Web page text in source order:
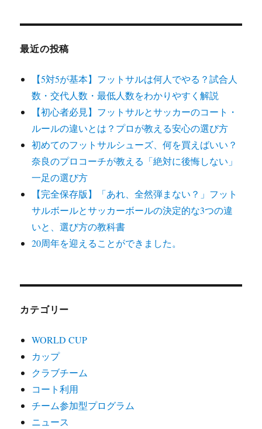
ン
最近の投稿
【5対5が基本】フットサルは何人でやる？試合人
数・交代人数・最低人数をわかりやすく解説
【初心者必見】フットサルとサッカーのコート・
ルールの違いとは？プロが教える安心の選び方
初めてのフットサルシューズ、何を買えばいい？
奈良のプロコーチが教える「絶対に後悔しない」
一足の選び方
【完全保存版】「あれ、全然弾まない？」フット
サルボールとサッカーボールの決定的な3つの違
いと、選び方の教科書
20周年を迎えることができました。
カテゴリー
WORLD CUP
カップ
クラブチーム
コート利用
チーム参加型プログラム
ニュース